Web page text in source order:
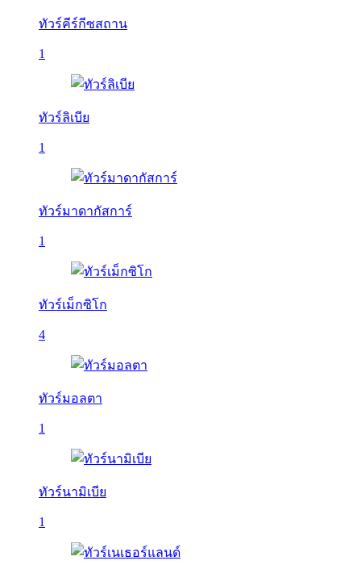
ทัวร์คีร์กีซสถาน
1
ทัวร์ลิเบีย
1
ทัวร์มาดากัสการ์
1
ทัวร์เม็กซิโก
4
ทัวร์มอลตา
1
ทัวร์นามิเบีย
1